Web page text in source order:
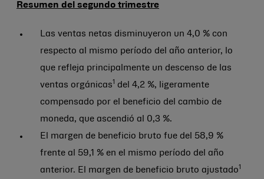
Resumen del segundo trimestre
Las ventas netas disminuyeron un 4,0 % con
respecto al mismo período del año anterior, lo
que refleja principalmente un descenso de las
ventas orgánicas1 del 4,2 %, ligeramente
compensado por el beneficio del cambio de
moneda, que ascendió al 0,3 %.
El margen de beneficio bruto fue del 58,9 %
frente al 59,1 % en el mismo período del año
anterior. El margen de beneficio bruto ajustado1